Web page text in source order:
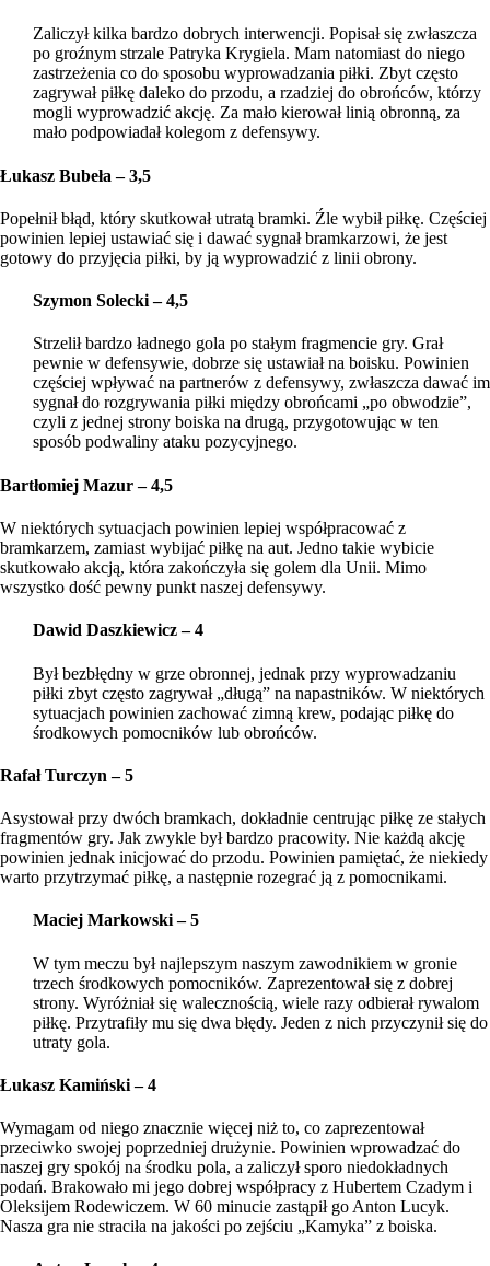
Zaliczył kilka bardzo dobrych interwencji. Popisał się zwłaszcza
po groźnym strzale Patryka Krygiela. Mam natomiast do niego
zastrzeżenia co do sposobu wyprowadzania piłki. Zbyt często
zagrywał piłkę daleko do przodu, a rzadziej do obrońców, którzy
mogli wyprowadzić akcję. Za mało kierował linią obronną, za
mało podpowiadał kolegom z defensywy.
Łukasz Bubeła – 3,5
Popełnił błąd, który skutkował utratą bramki. Źle wybił piłkę. Częściej
powinien lepiej ustawiać się i dawać sygnał bramkarzowi, że jest
gotowy do przyjęcia piłki, by ją wyprowadzić z linii obrony.
Szymon Solecki – 4,5
Strzelił bardzo ładnego gola po stałym fragmencie gry. Grał
pewnie w defensywie, dobrze się ustawiał na boisku. Powinien
częściej wpływać na partnerów z defensywy, zwłaszcza dawać im
sygnał do rozgrywania piłki między obrońcami „po obwodzie”,
czyli z jednej strony boiska na drugą, przygotowując w ten
sposób podwaliny ataku pozycyjnego.
Bartłomiej Mazur – 4,5
W niektórych sytuacjach powinien lepiej współpracować z
bramkarzem, zamiast wybijać piłkę na aut. Jedno takie wybicie
skutkowało akcją, która zakończyła się golem dla Unii. Mimo
wszystko dość pewny punkt naszej defensywy.
Dawid Daszkiewicz – 4
Był bezbłędny w grze obronnej, jednak przy wyprowadzaniu
piłki zbyt często zagrywał „długą” na napastników. W niektórych
sytuacjach powinien zachować zimną krew, podając piłkę do
środkowych pomocników lub obrońców.
Rafał Turczyn – 5
Asystował przy dwóch bramkach, dokładnie centrując piłkę ze stałych
fragmentów gry. Jak zwykle był bardzo pracowity. Nie każdą akcję
powinien jednak inicjować do przodu. Powinien pamiętać, że niekiedy
warto przytrzymać piłkę, a następnie rozegrać ją z pomocnikami.
Maciej Markowski – 5
W tym meczu był najlepszym naszym zawodnikiem w gronie
trzech środkowych pomocników. Zaprezentował się z dobrej
strony. Wyróżniał się walecznością, wiele razy odbierał rywalom
piłkę. Przytrafiły mu się dwa błędy. Jeden z nich przyczynił się do
utraty gola.
Łukasz Kamiński – 4
Wymagam od niego znacznie więcej niż to, co zaprezentował
przeciwko swojej poprzedniej drużynie. Powinien wprowadzać do
naszej gry spokój na środku pola, a zaliczył sporo niedokładnych
podań. Brakowało mi jego dobrej współpracy z Hubertem Czadym i
Oleksijem Rodewiczem. W 60 minucie zastąpił go Anton Lucyk.
Nasza gra nie straciła na jakości po zejściu „Kamyka” z boiska.